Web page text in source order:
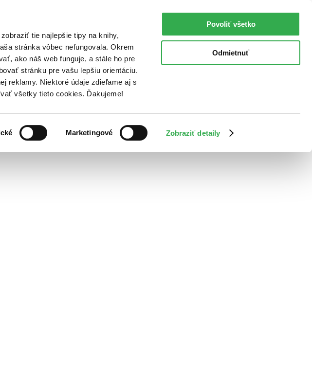
tie najlepšie tipy na knihy,
stránka vôbec nefungovala. Okrem
ako náš web funguje, a stále ho pre
stránku pre vašu lepšiu orientáciu.
reklamy. Niektoré údaje zdieľame aj s
všetky tieto cookies. Ďakujeme!
Marketingové Zobraziť detaily
Povoliť všetko
Odmietnuť